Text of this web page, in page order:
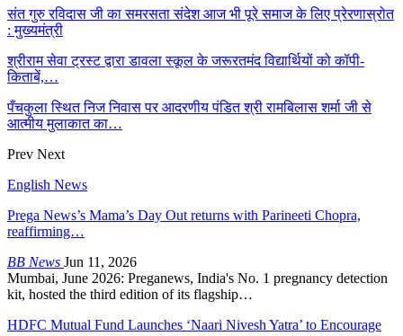
संत गुरु रविदास जी का समरसता संदेश आज भी पूरे समाज के लिए प्रेरणास्रोत
: मुख्यमंत्री
श्रीराम सेवा ट्रस्ट द्वारा डावला स्कूल के जरूरतमंद विद्यार्थियों को कॉपी-
किताबें,…
पँचकुला स्थित निज निवास पर आदरणीय पंडित श्री रामबिलास शर्मा जी से
आत्मीय मुलाकात का…
Prev Next
English News
Prega News’s Mama’s Day Out returns with Parineeti Chopra,
reaffirming…
BB News Jun 11, 2026
Mumbai, June 2026: Preganews, India's No. 1 pregnancy detection
kit, hosted the third edition of its flagship…
HDFC Mutual Fund Launches ‘Naari Nivesh Yatra’ to Encourage